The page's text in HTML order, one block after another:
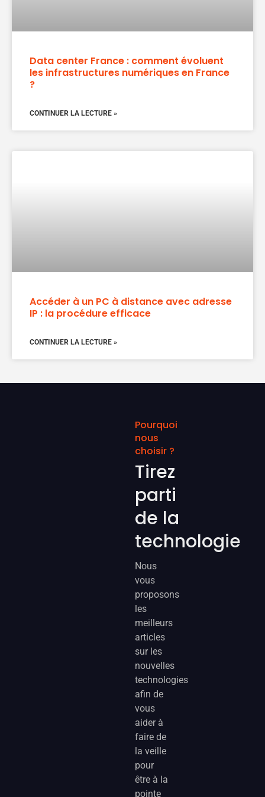
Data center France : comment évoluent
les infrastructures numériques en France
?
CONTINUER LA LECTURE »
Accéder à un PC à distance avec adresse
IP : la procédure efficace
CONTINUER LA LECTURE »
Pourquoi
nous
choisir ?
Tirez
parti
de la
technologie
Nous
vous
proposons
les
meilleurs
articles
sur les
nouvelles
technologies
afin de
vous
aider à
faire de
la veille
pour
être à la
pointe